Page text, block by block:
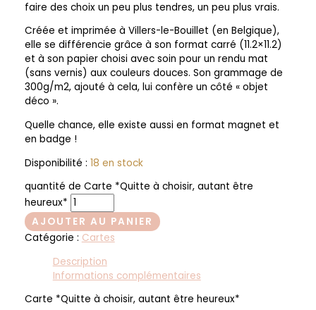
faire des choix un peu plus tendres, un peu plus vrais.
Créée et imprimée à Villers-le-Bouillet (en Belgique),
elle se différencie grâce à son format carré (11.2×11.2)
et à son papier choisi avec soin pour un rendu mat
(sans vernis) aux couleurs douces. Son grammage de
300g/m2, ajouté à cela, lui confère un côté « objet
déco ».
Quelle chance, elle existe aussi en format magnet et
en badge !
Disponibilité : 18 en stock
quantité de Carte *Quitte à choisir, autant être
heureux*
AJOUTER AU PANIER
Catégorie : Cartes
Description
Informations complémentaires
Carte *Quitte à choisir, autant être heureux*